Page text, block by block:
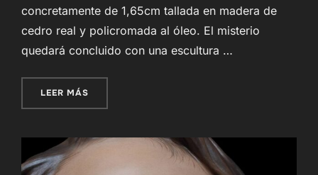
concretamente de 1,65cm tallada en madera de
cedro real y policromada al óleo. El misterio
quedará concluido con una escultura …
LEER MÁS